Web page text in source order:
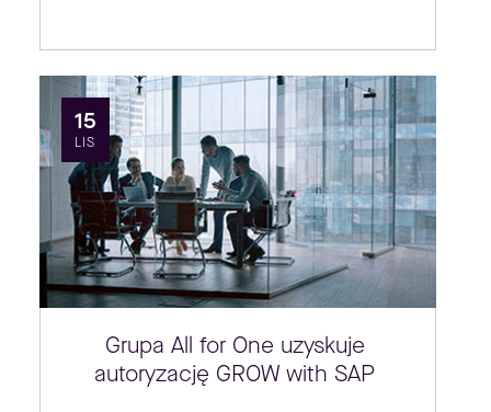
15
LIS
Grupa All for One uzyskuje
autoryzację GROW with SAP